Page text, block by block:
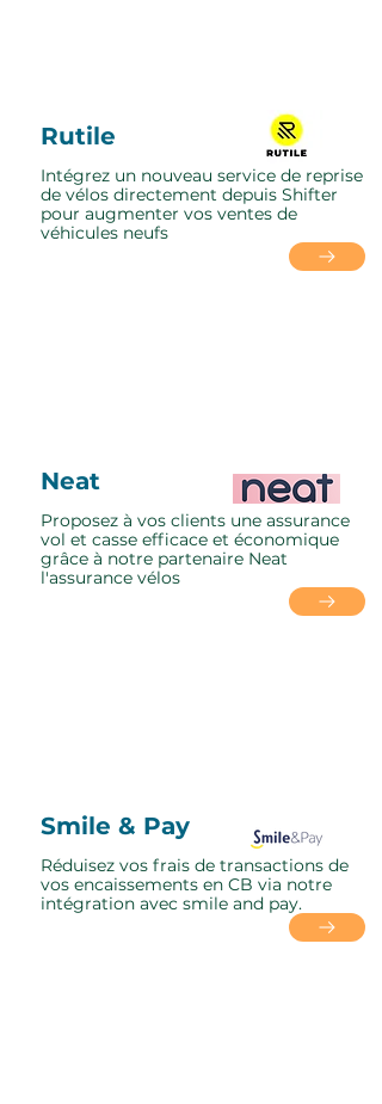
Rutile
Intégrez un nouveau service de reprise
de vélos directement depuis Shifter
pour augmenter vos ventes de
véhicules neufs
Neat
Proposez à vos clients une assurance
vol et casse efficace et économique
grâce à notre partenaire Neat
l'assurance vélos
Smile & Pay
Réduisez vos frais de transactions de
vos encaissements en CB via notre
intégration avec smile and pay.